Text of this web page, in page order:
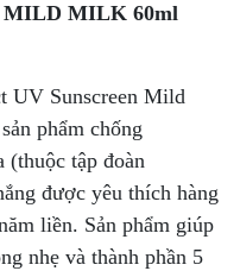
MILD MILK 60ml
UV Sunscreen Mild
phẩm chống
(thuộc tập đoàn
được yêu thích hàng
liền. Sản phẩm giúp
nhẹ và thành phần 5